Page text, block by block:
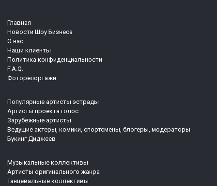
Главная
Новости Шоу Бизнеса
О нас
Наши клиенты
Политика конфиденциальности
F.A.Q.
Фоторепортажи
Популярные артисты эстрады
Артисты проекта голос
Зарубежные артисты
Ведущие актеры, комики, спортсмены, блогеры, модераторы
Букинг Диджеев
Музыкальные коллективы
Артисты оригинального жанра
Танцевальные коллективы